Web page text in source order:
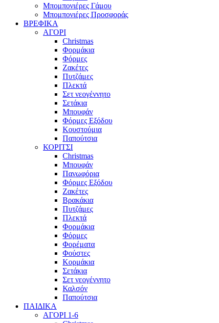
Μπομπονιέρες Γάμου
Μπομπονιέρες Προσφοράς
ΒΡΕΦΙΚΑ
ΑΓΟΡΙ
Christmas
Φορμάκια
Φόρμες
Ζακέτες
Πυτζάμες
Πλεκτά
Σετ νεογέννητο
Σετάκια
Μπουφάν
Φόρμες Εξόδου
Κουστούμια
Παπούτσια
ΚΟΡΙΤΣΙ
Christmas
Μπουφάν
Πανωφόρια
Φόρμες Εξόδου
Ζακέτες
Βρακάκια
Πυτζάμες
Πλεκτά
Φορμάκια
Φόρμες
Φορέματα
Φούστες
Κορμάκια
Σετάκια
Σετ νεογέννητο
Καλσόν
Παπούτσια
ΠΑΙΔΙΚΑ
ΑΓΟΡΙ 1-6